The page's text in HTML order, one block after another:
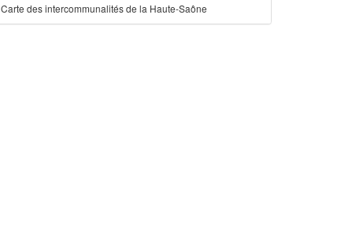
Carte des intercommunalités de la Haute-Saône